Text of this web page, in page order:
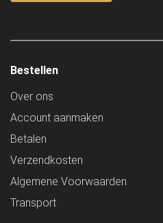
Bestellen
Over ons
Account aanmaken
Betalen
Verzendkosten
Algemene Voorwaarden
Transport